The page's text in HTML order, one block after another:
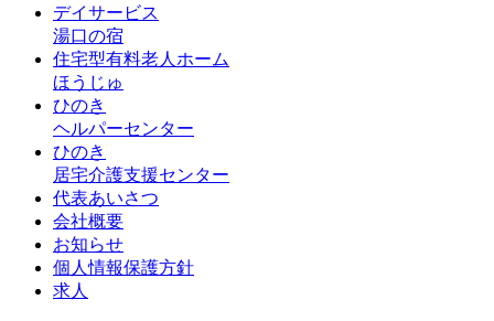
デイサービス
湯口の宿
住宅型有料老人ホーム
ほうじゅ
ひのき
ヘルパーセンター
ひのき
居宅介護支援センター
代表あいさつ
会社概要
お知らせ
個人情報保護方針
求人